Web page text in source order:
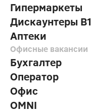
Гипермаркеты
Дискаунтеры В1
Аптеки
Офисные вакансии
Бухгалтер
Оператор
Офис
OMNI